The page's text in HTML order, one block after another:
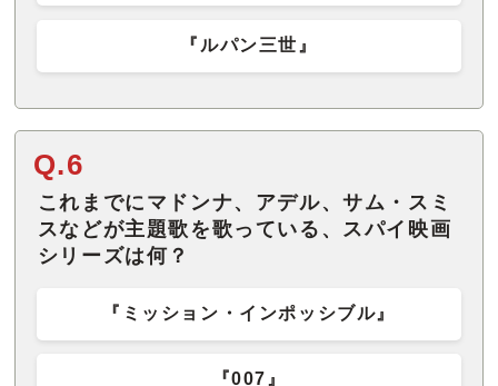
『ルパン三世』
Q.6
これまでにマドンナ、アデル、サム・スミ
スなどが主題歌を歌っている、スパイ映画
シリーズは何？
『ミッション・インポッシブル』
『007』